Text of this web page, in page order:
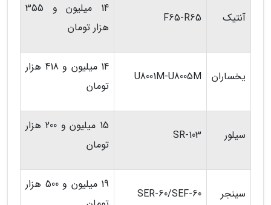
آنتیک F65-R65
14 میلیون و 355
هزار تومان
یخساران U8001M-U8005M
14 میلیون و 418 هزار
تومان
سیلور SR-103
15 میلیون و 200 هزار
تومان
سینجر SER-60/SEF-60
19 میلیون و 500 هزار